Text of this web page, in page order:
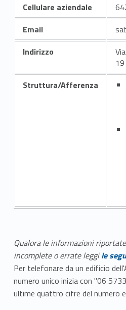
Cellulare aziendale
Email
Indirizzo
19
Struttura/Afferenza
Qualora le informazioni
incomplete o errate leggile
Per telefonare da un edificio
numero unico inizia con "06
ultime quattro cifre del numero